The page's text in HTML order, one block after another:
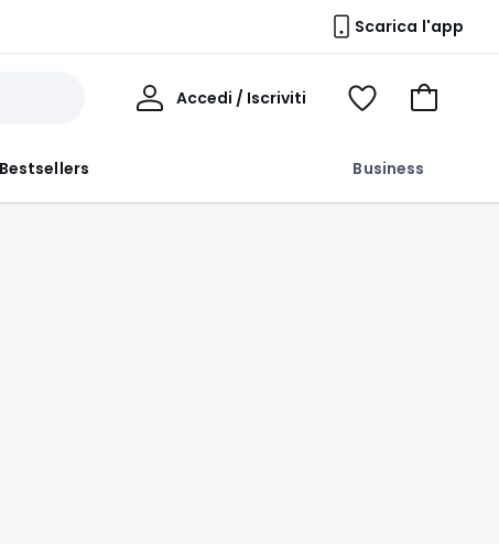
Scarica l'app
Bestsellers Business
Accedi / Iscriviti
Voir
Vai